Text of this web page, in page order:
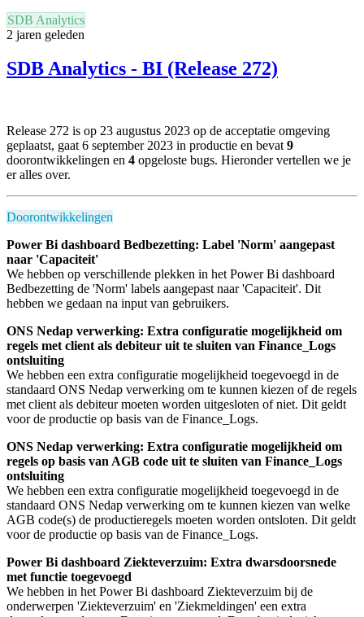
SDB Analytics
2 jaren geleden
SDB Analytics - BI (Release 272)
Release 272 is op 23 augustus 2023 op de acceptatie omgeving
geplaatst, gaat 6 september 2023 in productie en bevat 9
doorontwikkelingen en 4 opgeloste bugs. Hieronder vertellen we je
er alles over.
Doorontwikkelingen
Power Bi dashboard Bedbezetting: Label 'Norm' aangepast
naar 'Capaciteit'
We hebben op verschillende plekken in het Power Bi dashboard
Bedbezetting de 'Norm' labels aangepast naar 'Capaciteit'. Dit
hebben we gedaan na input van gebruikers.
ONS Nedap verwerking: Extra configuratie mogelijkheid om
regels met client als debiteur uit te sluiten van Finance_Logs
ontsluiting
We hebben een extra configuratie mogelijkheid toegevoegd in de
standaard ONS Nedap verwerking om te kunnen kiezen of de regels
met client als debiteur moeten worden uitgesloten of niet. Dit geldt
voor de productie op basis van de Finance_Logs.
ONS Nedap verwerking: Extra configuratie mogelijkheid om
regels op basis van AGB code uit te sluiten van Finance_Logs
ontsluiting
We hebben een extra configuratie mogelijkheid toegevoegd in de
standaard ONS Nedap verwerking om te kunnen kiezen van welke
AGB code(s) de productieregels moeten worden ontsloten. Dit geldt
voor de productie op basis van de Finance_Logs.
Power Bi dashboard Ziekteverzuim: Extra dwarsdoorsnede
met functie toegevoegd
We hebben in het Power Bi dashboard Ziekteverzuim bij de
onderwerpen 'Ziekteverzuim' en 'Ziekmeldingen' een extra